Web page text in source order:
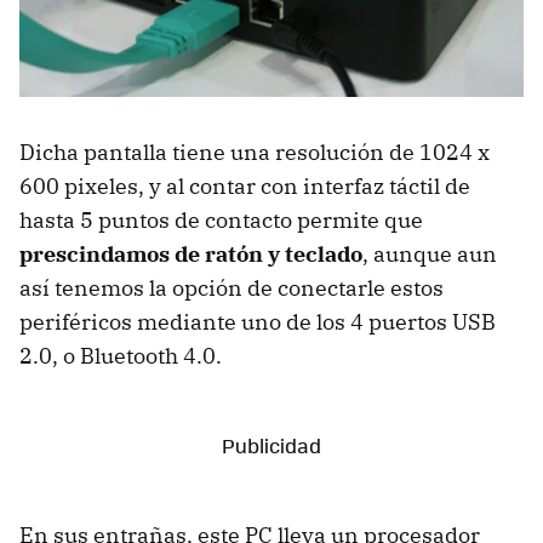
Dicha pantalla tiene una resolución de 1024 x
600 pixeles, y al contar con interfaz táctil de
hasta 5 puntos de contacto permite que
prescindamos de ratón y teclado, aunque aun
así tenemos la opción de conectarle estos
periféricos mediante uno de los 4 puertos USB
2.0, o Bluetooth 4.0.
En sus entrañas, este PC lleva un procesador